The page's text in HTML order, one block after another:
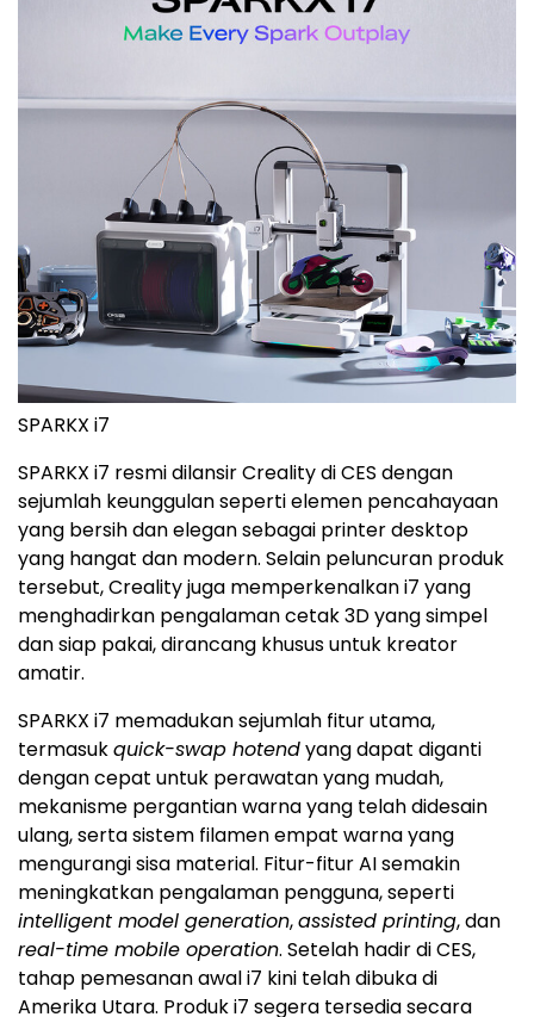
SPARKX i7
SPARKX i7 resmi dilansir Creality di CES dengan
sejumlah keunggulan seperti elemen pencahayaan
yang bersih dan elegan sebagai printer desktop
yang hangat dan modern. Selain peluncuran produk
tersebut, Creality juga memperkenalkan i7 yang
menghadirkan pengalaman cetak 3D yang simpel
dan siap pakai, dirancang khusus untuk kreator
amatir.
SPARKX i7 memadukan sejumlah fitur utama,
termasukquick-swap hotendyang dapat diganti
dengan cepat untuk perawatan yang mudah,
mekanisme pergantian warna yang telah didesain
ulang, serta sistem filamen empat warna yang
mengurangi sisa material. Fitur-fitur AI semakin
meningkatkan pengalaman pengguna, seperti
intelligent model generation,assisted printing, dan
real-time mobile operation. Setelah hadir di CES,
tahap pemesanan awal i7 kini telah dibuka di
Amerika Utara. Produk i7 segera tersedia secara